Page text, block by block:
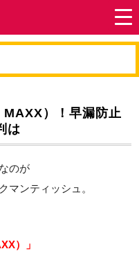
）！早漏防止
は
のが
マンティッシュ。
）」